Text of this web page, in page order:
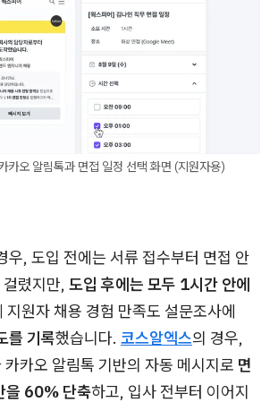
카오 알림톡과 면접 일정 선택 화면 (지원자용)
우, 도입 전에는 서류 접수부터 면접 안
렸지만, 도입 후에는 모두 1시간 안에
지원자 채용 경험 만족도 설문조사에
를 기록했습니다. 코스알엑스의 경우,
카오 알림톡 기반의 자동 메시지로 면
을 60% 단축하고, 입사 전부터 이어지